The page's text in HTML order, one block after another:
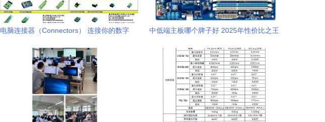
电脑连接器（Connectors） 连接你的数字
一键直达
中低端主板哪个牌子好 2025年性价比之王